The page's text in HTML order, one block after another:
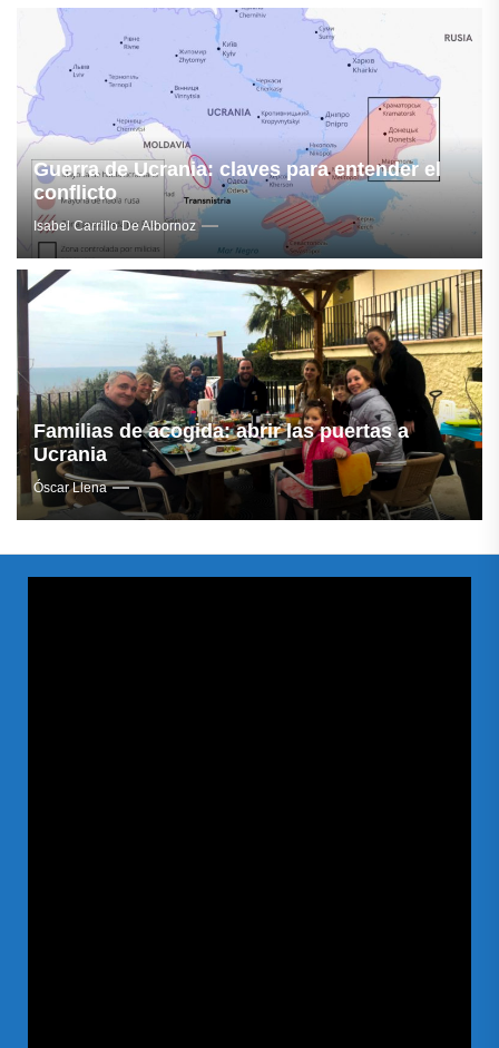
Guerra de Ucrania: claves para entender el
conflicto
Isabel Carrillo De Albornoz
Familias de acogida: abrir las puertas a
Ucrania
Óscar Llena